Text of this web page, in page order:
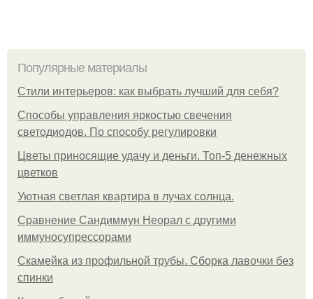
Популярные материалы
Стили интерьеров: как выбрать лучший для себя?
Способы управления яркостью свечения
светодиодов. По способу регулировки
Цветы приносящие удачу и деньги. Топ-5 денежных
цветков
Уютная светлая квартира в лучах солнца.
Сравнение Сандиммун Неорал с другими
иммуносупрессорами
Скамейка из профильной трубы. Сборка лавочки без
спинки